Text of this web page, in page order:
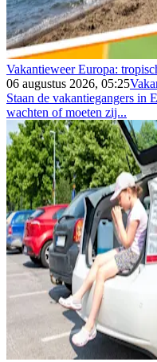
Vakantieweer Europa:
06 augustus 2026, 05:25
Staan de vakantiegangers in
wachten of moeten zij...